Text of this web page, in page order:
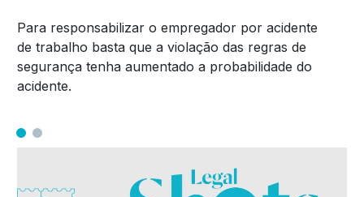
Para responsabilizar o empregador por acidente
de trabalho basta que a violação das regras de
segurança tenha aumentado a probabilidade do
acidente.